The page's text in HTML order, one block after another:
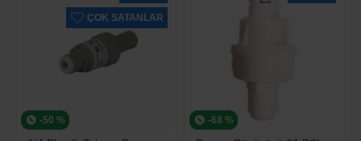
ÇOK SATANLAR
-50 % -68 %